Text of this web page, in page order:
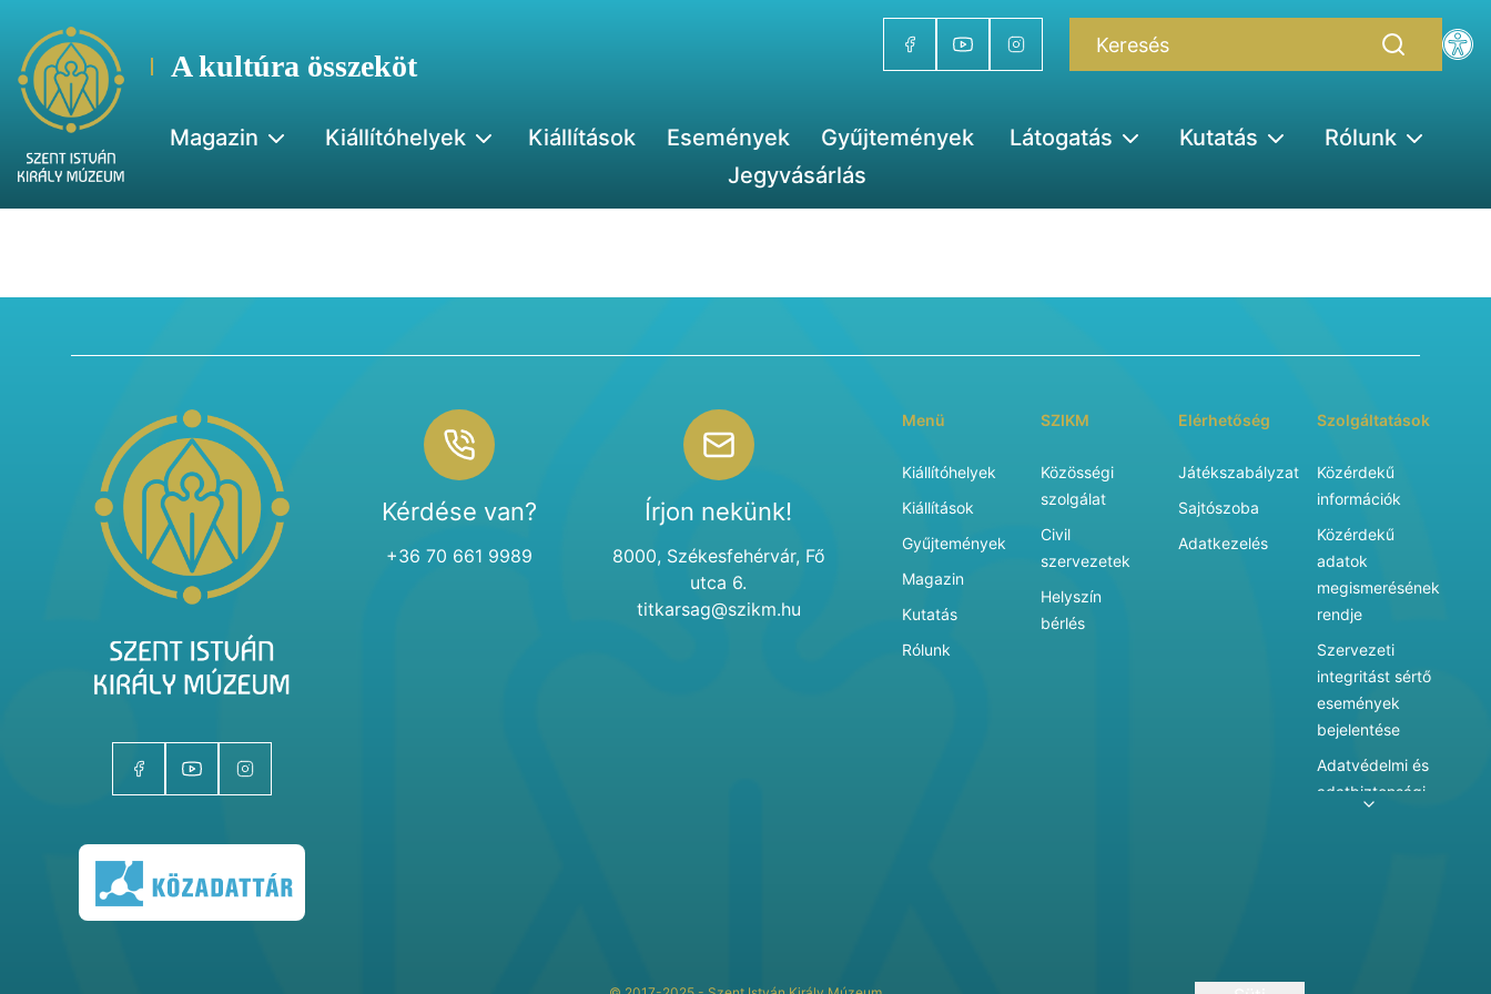
A kultúra összeköt
Magazin Kiállítóhelyek Kiállítások Események Gyűjtemények Látogatás Kutatás
Rólunk
Jegyvásárlás
Kérdése van?
+36 70 661 9989
Írjon nekünk!
8000, Székesfehérvár, Fő
utca 6.
titkarsag@szikm.hu
Menü
Kiállítóhelyek
Kiállítások
Gyűjtemények
Magazin
Kutatás
Rólunk
SZIKM
Közösségi
szolgálat
Civil
szervezetek
Helyszín
bérlés
Elérhetőség
Játékszabályzat
Sajtószoba
Adatkezelés
Szolgáltatások
Közérdekű
információk
Közérdekű
adatok
megismerésének
rendje
Szervezeti
integritást sértő
események
bejelentése
Adatvédelmi és
adatbiztonsági